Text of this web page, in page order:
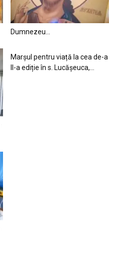
Dumnezeu…
Marșul pentru viață la cea de-a
II-a ediție în s. Lucășeuca,...